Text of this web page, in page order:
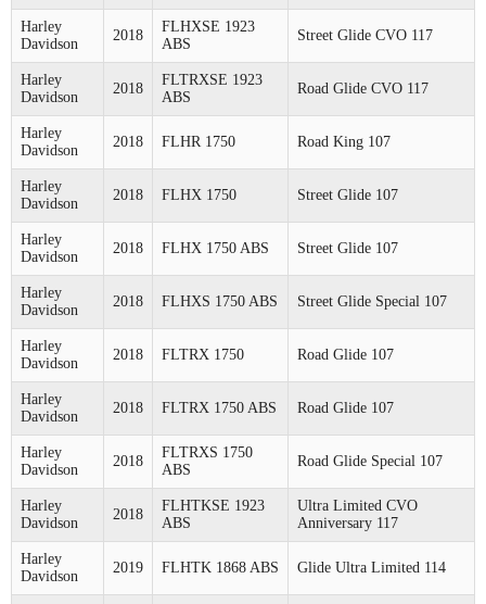
Harley
Davidson
2018
FLHXSE 1923
ABS
Street Glide CVO 117
Harley
Davidson
2018
FLTRXSE 1923
ABS
Road Glide CVO 117
Harley
Davidson
2018 FLHR 1750 Road King 107
Harley
Davidson
2018 FLHX 1750 Street Glide 107
Harley
Davidson
2018 FLHX 1750 ABS Street Glide 107
Harley
Davidson
2018 FLHXS 1750 ABS Street Glide Special 107
Harley
Davidson
2018 FLTRX 1750 Road Glide 107
Harley
Davidson
2018 FLTRX 1750 ABS Road Glide 107
Harley
Davidson
2018
FLTRXS 1750
ABS
Road Glide Special 107
Harley
Davidson
2018
FLHTKSE 1923
ABS
Ultra Limited CVO
Anniversary 117
Harley
Davidson
2019 FLHTK 1868 ABS Glide Ultra Limited 114